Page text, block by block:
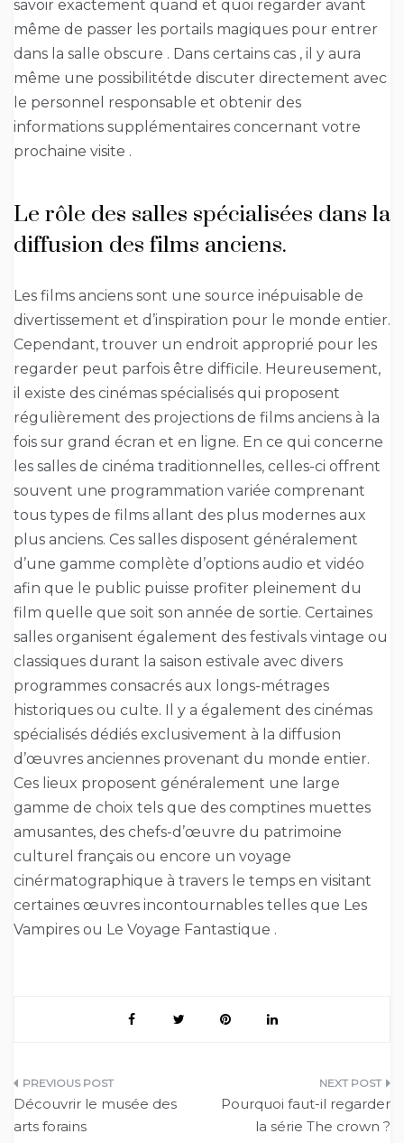
savoir exactement quand et quoi regarder avant
même de passer les portails magiques pour entrer
dans la salle obscure . Dans certains cas , il y aura
même une possibilitétde discuter directement avec
le personnel responsable et obtenir des
informations supplémentaires concernant votre
prochaine visite .
Le rôle des salles spécialisées dans la
diffusion des films anciens.
Les films anciens sont une source inépuisable de
divertissement et d’inspiration pour le monde entier.
Cependant, trouver un endroit approprié pour les
regarder peut parfois être difficile. Heureusement,
il existe des cinémas spécialisés qui proposent
régulièrement des projections de films anciens à la
fois sur grand écran et en ligne. En ce qui concerne
les salles de cinéma traditionnelles, celles-ci offrent
souvent une programmation variée comprenant
tous types de films allant des plus modernes aux
plus anciens. Ces salles disposent généralement
d’une gamme complète d’options audio et vidéo
afin que le public puisse profiter pleinement du
film quelle que soit son année de sortie. Certaines
salles organisent également des festivals vintage ou
classiques durant la saison estivale avec divers
programmes consacrés aux longs-métrages
historiques ou culte. Il y a également des cinémas
spécialisés dédiés exclusivement à la diffusion
d’œuvres anciennes provenant du monde entier.
Ces lieux proposent généralement une large
gamme de choix tels que des comptines muettes
amusantes, des chefs-d’œuvre du patrimoine
culturel français ou encore un voyage
cinérmatographique à travers le temps en visitant
certaines œuvres incontournables telles que Les
Vampires ou Le Voyage Fantastique .
Navigation
de
Découvrir le musée des
arts forains
Pourquoi faut-il regarder
la série The crown ?